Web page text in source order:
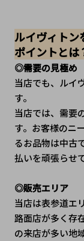
ルイヴィトン
ポイントとは
◎需要の見極め
当店でも、ルイ
す。
当店では、需要
す。お客様のニ
るお品物は中古
払いを頑張らせ
◎販売エリア
当店は表参道エ
路面店が多く存
の来店が多い地